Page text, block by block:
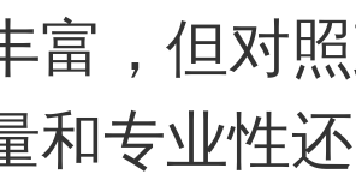
富，但对
和专业性